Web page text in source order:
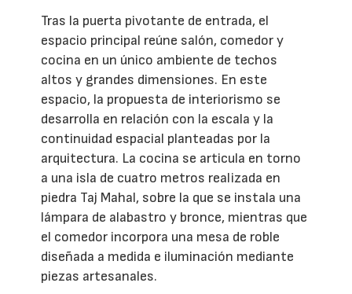
Tras la puerta pivotante de entrada, el
espacio principal reúne salón, comedor y
cocina en un único ambiente de techos
altos y grandes dimensiones. En este
espacio, la propuesta de interiorismo se
desarrolla en relación con la escala y la
continuidad espacial planteadas por la
arquitectura. La cocina se articula en torno
a una isla de cuatro metros realizada en
piedra Taj Mahal, sobre la que se instala una
lámpara de alabastro y bronce, mientras que
el comedor incorpora una mesa de roble
diseñada a medida e iluminación mediante
piezas artesanales.